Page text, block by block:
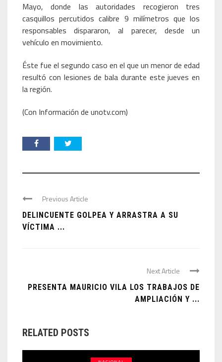
Mayo, donde las autoridades recogieron tres
casquillos percutidos calibre 9 milímetros que los
responsables dispararon, al parecer, desde un
vehículo en movimiento.
Éste fue el segundo caso en el que un menor de edad
resultó con lesiones de bala durante este jueves en
la región.
(Con Información de unotv.com)
Previous Article
DELINCUENTE GOLPEA Y ARRASTRA A SU
VÍCTIMA ...
Next Article
PRESENTA MAURICIO VILA LOS TRABAJOS DE
AMPLIACIÓN Y ...
RELATED POSTS